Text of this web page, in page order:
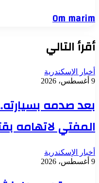
Om marim
أقرأ التالي
أخبار الإسكندرية
9 أغسطس، 2026
بعد صدمه
المفتي لاتهامه
أخبار الإسكندرية
9 أغسطس، 2026